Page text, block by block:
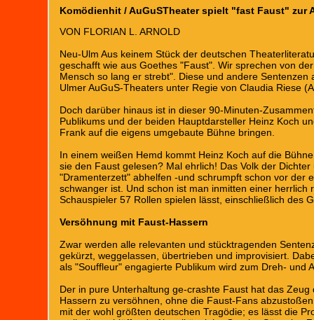
Komödienhit / AuGuSTheater spielt "fast Faust" zur
VON FLORIAN L. ARNOLD
Neu-Ulm Aus keinem Stück der deutschen
geschafft wie aus Goethes "Faust". Wir sprechen von
Mensch so lang er strebt". Diese und andere
Ulmer AuGuS-Theaters unter Regie von Claudia Riese
Doch darüber hinaus ist in dieser 90-Minuten-
Publikums und der beiden Hauptdarsteller Heinz Koch
Frank auf die eigens umgebaute Bühne bringen.
In einem weißen Hemd kommt Heinz Koch auf die
sie den Faust gelesen? Mal ehrlich! Das Volk der
"Dramenterzett" abhelfen -und schrumpft schon vor der
schwanger ist. Und schon ist man inmitten einer
Schauspieler 57 Rollen spielen lässt, einschließlich des
Versöhnung mit Faust-Hassern
Zwar werden alle relevanten und stücktragenden
gekürzt, weggelassen, übertrieben und improvisiert.
als "Souffleur" engagierte Publikum wird zum Dreh- und
Der in pure Unterhaltung ge-crashte Faust hat das
Hassern zu versöhnen, ohne die Faust-Fans
mit der wohl größten deutschen Tragödie; es lässt die